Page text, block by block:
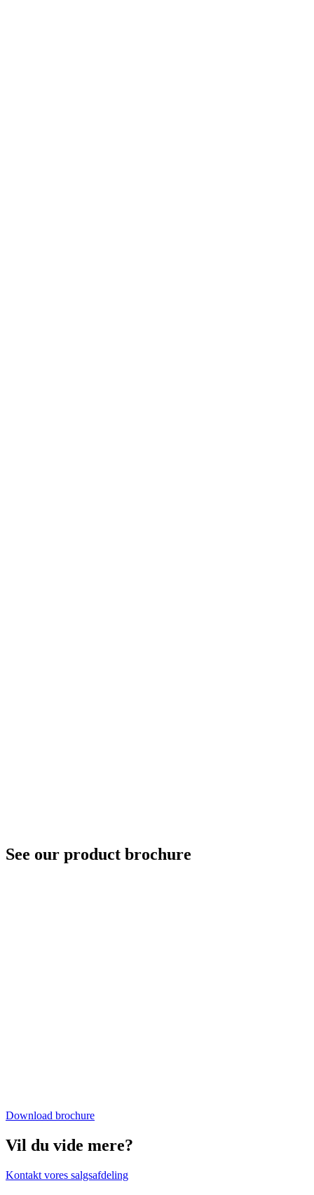
See our product brochure
Download brochure
Vil du vide mere?
Kontakt vores salgsafdeling